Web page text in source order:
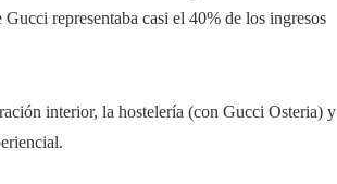
representaba casi el 40% de los ingresos
interior, la hostelería (con Gucci Osteria) y